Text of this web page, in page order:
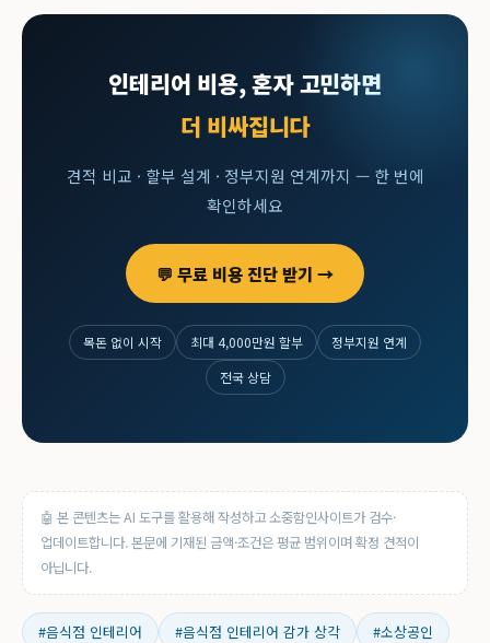
인테리어 비용, 혼자 고민하면
더 비싸집니다
견적 비교 · 할부 설계 · 정부지원 연계까지 — 한 번에
확인하세요
💬 무료 비용 진단 받기 →
목돈 없이 시작 최대 4,000만원 할부
정부지원 연계
전국 상담
🤖 본 콘텐츠는 AI 도구를 활용해 작성하고 소중함인사이트가 검수·
업데이트합니다. 본문에 기재된 금액·조건은 평균 범위이며 확정 견적이
아닙니다.
#음식점 인테리어 #음식점 인테리어 감가 상각
#소상공인